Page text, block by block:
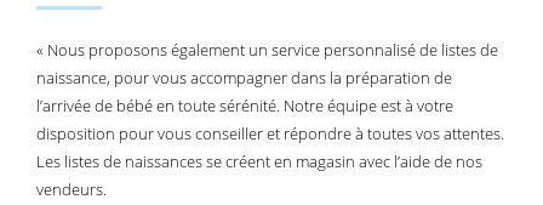
« Nous proposons également un service personnalisé de listes de
naissance, pour vous accompagner dans la préparation de
l’arrivée de bébé en toute sérénité. Notre équipe est à votre
disposition pour vous conseiller et répondre à toutes vos attentes.
Les listes de naissances se créent en magasin avec l’aide de nos
vendeurs.